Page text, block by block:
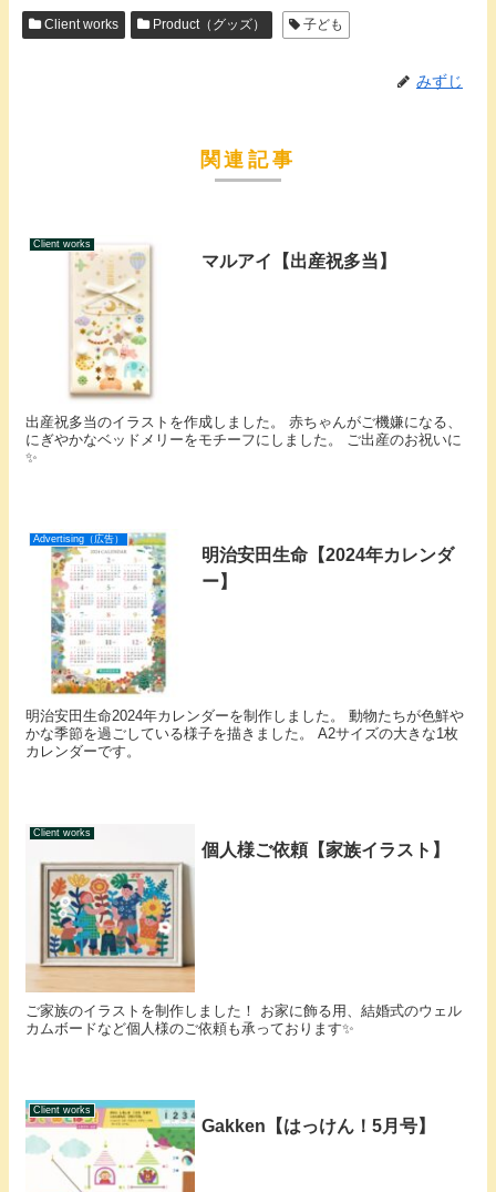
Client works Product（グッズ） 子ども
みずじ
関連記事
Client works
マルアイ【出産祝多当】
出産祝多当のイラストを作成しました。 赤ちゃんがご機嫌になる、
にぎやかなベッドメリーをモチーフにしました。 ご出産のお祝いに
✨
Advertising（広告）
明治安田生命【2024年カレンダ
ー】
明治安田生命2024年カレンダーを制作しました。 動物たちが色鮮や
かな季節を過ごしている様子を描きました。 A2サイズの大きな1枚
カレンダーです。
Client works
個人様ご依頼【家族イラスト】
ご家族のイラストを制作しました！ お家に飾る用、結婚式のウェル
カムボードなど個人様のご依頼も承っております✨
Client works
Gakken【はっけん！5月号】